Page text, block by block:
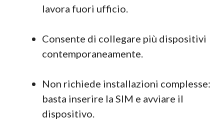
lavora fuori ufficio.
Consente di collegare più dispositivi
contemporaneamente.
Non richiede installazioni complesse:
basta inserire la SIM e avviare il
dispositivo.